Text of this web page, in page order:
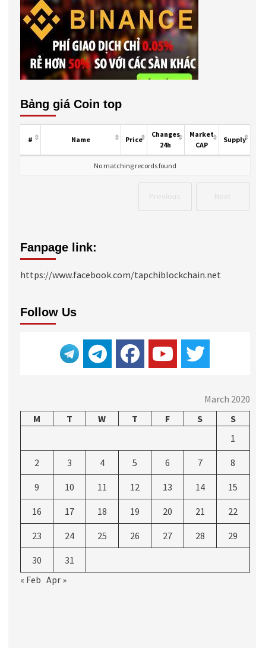
Bảng giá Coin top
Previous Next
# Name Price
Changes
24h
Market
CAP
Supply
No matching records found
Fanpage link:
https://www.facebook.com/tapchiblockchain.net
Follow Us
March 2020
M
T W T F S
S
1
2 3 4 5 6 7 8
9 10 11 12 13 14 15
16 17 18 19 20 21 22
23 24 25 26 27 28 29
30
31
« Feb Apr »